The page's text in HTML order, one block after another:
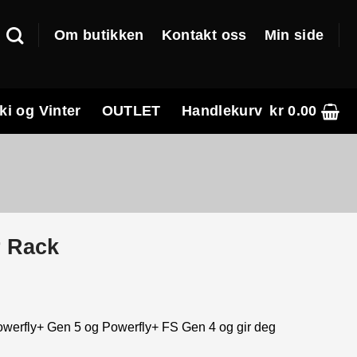
Om butikken Kontakt oss Min side
og Vinter OUTLET Handlekurv kr0.00
Rack
Gen 5 og Powerfly+ FS Gen 4 og gir deg